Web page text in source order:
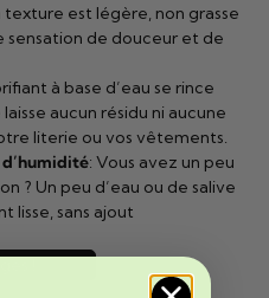
texture est légère, non grasse
sensation de douceur et de
à base d’eau se rince
aucun résidu ni aucune
literie ou vos vêtements.
: Vous avez un peu
? Un peu d’eau ou de salive
lisse, sans ajout